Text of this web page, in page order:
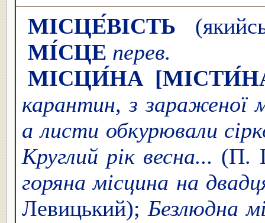
МІСЦЕ́ВІСТЬ
МІ́СЦЕ
МІСЦИ́НА
карантин, з зараженої
а листи обкурювали
Круглий рік весна... (П.
горяна місцина на
Левицький); Безлюдна